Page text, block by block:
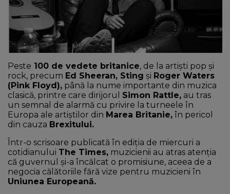
Peste 100 de vedete britanice, de la artişti pop şi
rock, precum Ed Sheeran, Sting şi Roger Waters
(Pink Floyd), până la nume importante din muzica
clasică, printre care dirijorul Simon Rattle, au tras
un semnal de alarmă cu privire la turneele în
Europa ale artiştilor din Marea Britanie, în pericol
din cauza Brexitului.
Într-o scrisoare publicată în ediţia de miercuri a
cotidianului The Times, muzicienii au atras atenţia
că guvernul şi-a încălcat o promisiune, aceea de a
negocia călătoriile fără vize pentru muzicieni în
Uniunea Europeană.